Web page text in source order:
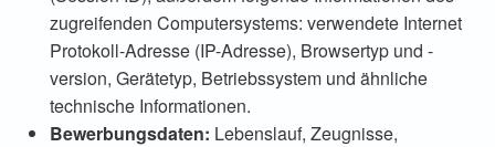
zugreifenden Computersystems: verwendete Internet
Protokoll-Adresse (IP-Adresse), Browsertyp und -
version, Gerätetyp, Betriebssystem und ähnliche
technische Informationen.
Bewerbungsdaten: Lebenslauf, Zeugnisse,